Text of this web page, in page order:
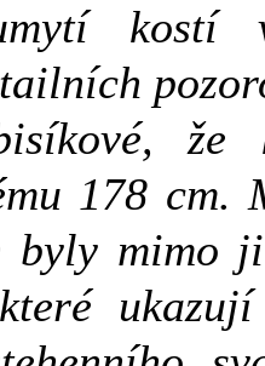
kostí
178
byly mimo